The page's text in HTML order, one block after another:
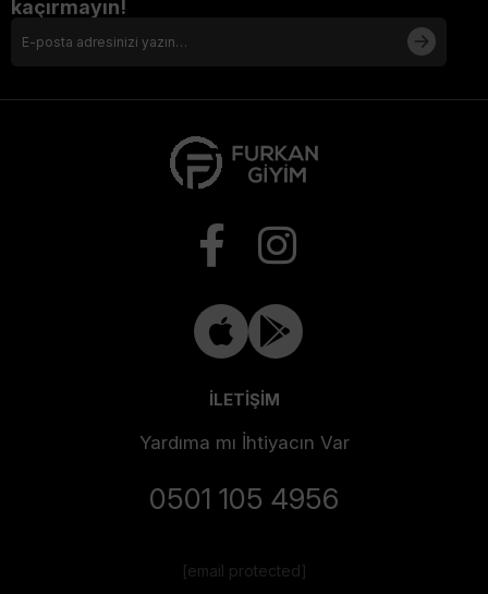
kaçırmayın!
İLETİŞİM
Yardıma mı İhtiyacın Var
0501 105 4956
[email protected]